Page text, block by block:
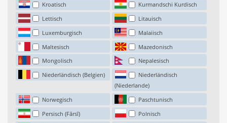
Kroatisch
Kurmandschi Kurdisch
Lettisch
Litauisch
Luxemburgisch
Malaiisch
Maltesisch
Mazedonisch
Mongolisch
Nepalesisch
Niederländisch (Belgien)
Niederländisch
(Niederlande)
Norwegisch
Paschtunisch
Persisch (Fārsī)
Polnisch